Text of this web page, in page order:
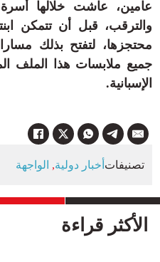
الأكثر قراءة
عامين، عاشت خلالها
والترقب، قبل أن تتمكن
محتجزها، لتفتح بذلك
جميع ملابسات هذا الملف
الإسبانية.
أخبار دولية, الواجهة تصنيفات